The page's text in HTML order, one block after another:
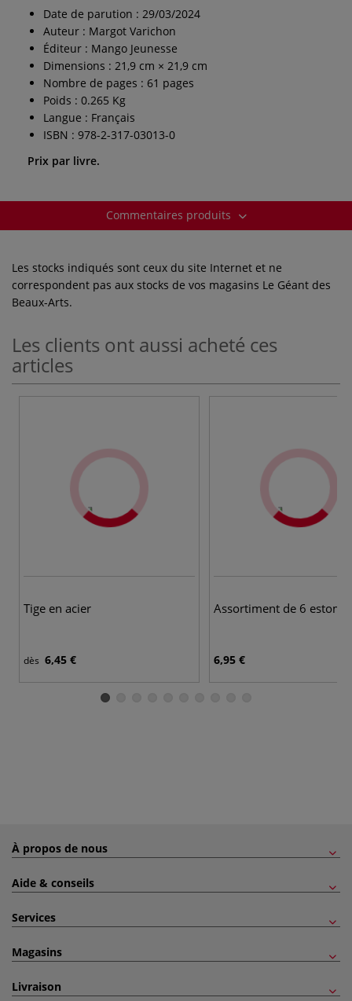
Date de parution : 29/03/2024
Auteur : Margot Varichon
Éditeur : Mango Jeunesse
Dimensions : 21,9 cm × 21,9 cm
Nombre de pages : 61 pages
Poids : 0.265 Kg
Langue : Français
ISBN : 978-2-317-03013-0
Prix par livre.
Commentaires produits
Les stocks indiqués sont ceux du site Internet et ne
correspondent pas aux stocks de vos magasins Le Géant des
Beaux-Arts.
Les clients ont aussi acheté ces
articles
Tige en acier
dès 6,45 €
Assortiment de 6
6,95 €
À propos de nous
Aide & conseils
Services
Magasins
Livraison